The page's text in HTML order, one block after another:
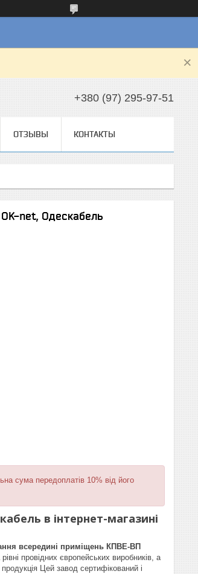
+380 (97) 295-97-51
ОТЗЫВЫ КОНТАКТЫ
net, Одескабель
сума передоплатів 10% від його
в інтернет-магазині
всередині приміщень КПВЕ-ВП
провідних європейських виробників, а
Цей завод сертифікований і